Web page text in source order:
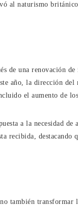
al naturismo
de una renovación
año, la dirección
el aumento de
a la necesidad
recibida,
también transformar